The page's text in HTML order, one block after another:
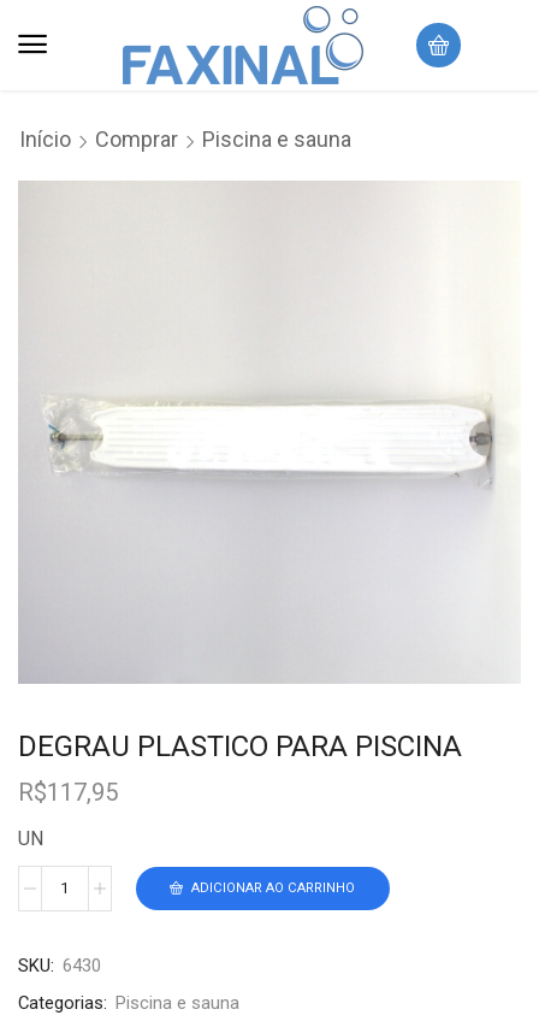
Início Comprar Piscina e sauna
DEGRAU PLASTICO PARA PISCINA
R$117,95
UN
ADICIONAR AO CARRINHO
SKU: 6430
Categorias: Piscina e sauna